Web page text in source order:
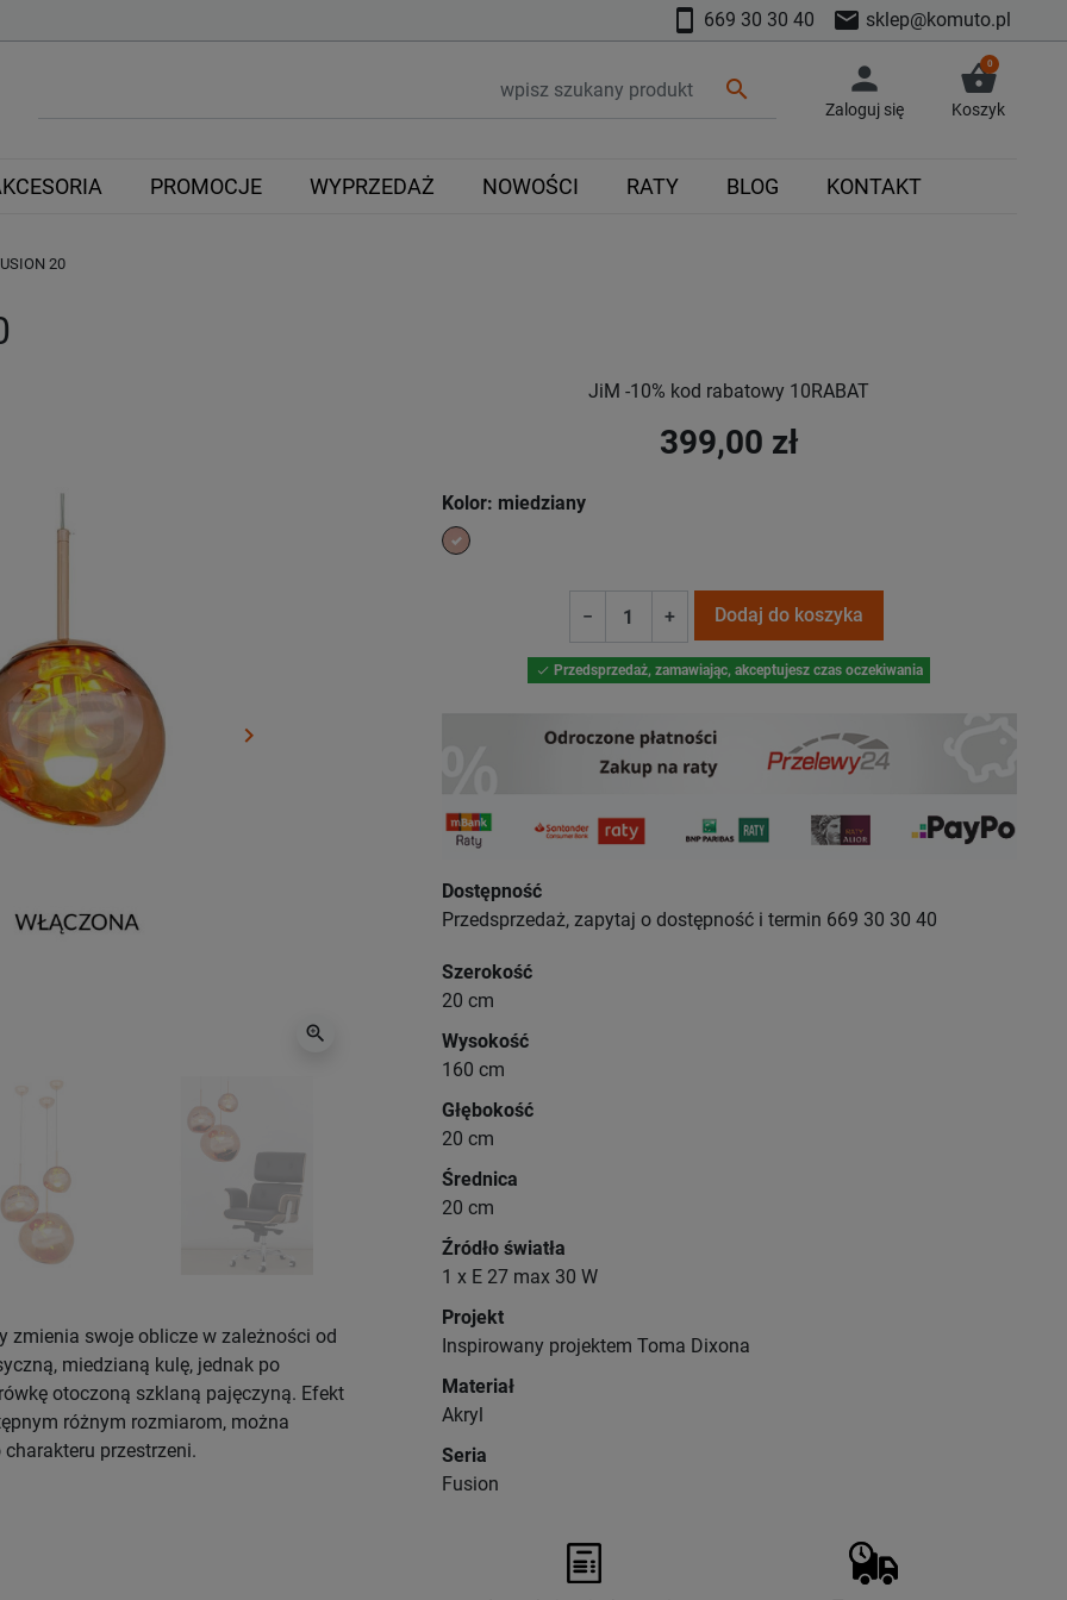
smartphone 669 30 30 40 mail sklep@komuto.pl
search person
Zaloguj się
shopping_basket
0
Koszyk
PROMOCJE WYPRZEDAŻ NOWOŚCI RATY BLOG KONTAKT
20
Następny
keyboard_arrow_right
zoom_in
zmienia swoje oblicze w zależności od
miedzianą kulę, jednak po
otoczoną szklaną pajęczyną. Efekt
różnym rozmiarom, można
przestrzeni.
JiM -10% kod rabatowy 10RABAT
399,00 zł
Kolor: miedziany
miedziany
− + Dodaj do koszyka
 Przedsprzedaż, zamawiając, akceptujesz czas oczekiwania
Dostępność
Przedsprzedaż, zapytaj o dostępność i termin 669 30 30 40
Szerokość
20 cm
Wysokość
160 cm
Głębokość
20 cm
Średnica
20 cm
Źródło światła
1 x E 27 max 30 W
Projekt
Inspirowany projektem Toma Dixona
Materiał
Akryl
Seria
Fusion